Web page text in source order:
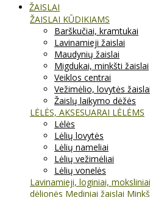
ŽAISLAI
ŽAISLAI KŪDIKIAMS
Barškučiai, kramtukai
Lavinamieji žaislai
Maudynių žaislai
Migdukai, minkšti žaislai
Veiklos centrai
Vežimėlio, lovytės žaislai
Žaislų laikymo dėžės
LĖLĖS, AKSESUARAI LĖLĖMS
Lėlės
Lėlių lovytės
Lėlių nameliai
Lėlių vežimėliai
Lėlių vonelės
Lavinamieji, loginiai,
dėlionės Mediniai žaislai